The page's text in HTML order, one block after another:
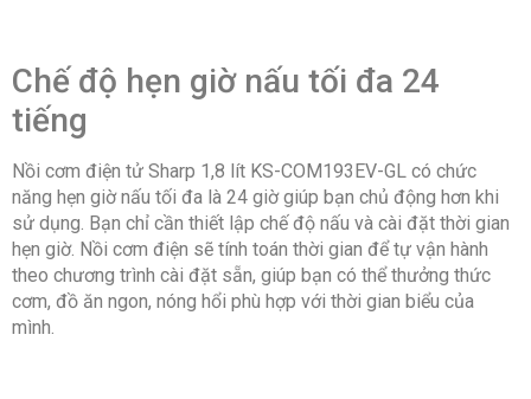
Chế độ hẹn giờ nấu tối đa 24
tiếng
Nồi cơm điện tử Sharp 1,8 lít KS-COM193EV-GL có chức
năng hẹn giờ nấu tối đa là 24 giờ giúp bạn chủ động hơn khi
sử dụng. Bạn chỉ cần thiết lập chế độ nấu và cài đặt thời gian
hẹn giờ. Nồi cơm điện sẽ tính toán thời gian để tự vận hành
theo chương trình cài đặt sẵn, giúp bạn có thể thưởng thức
cơm, đồ ăn ngon, nóng hổi phù hợp với thời gian biểu của
mình.